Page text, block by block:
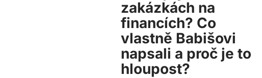
zakázkách na
financích? Co
vlastně Babišovi
napsali a proč je to
hloupost?